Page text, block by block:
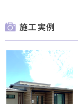
施工実例